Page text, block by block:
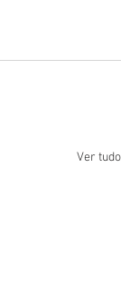
Ver tudo